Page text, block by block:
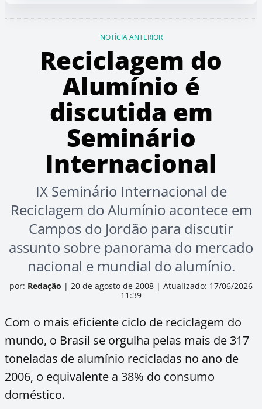
NOTÍCIA ANTERIOR
Reciclagem do
Alumínio é
discutida em
Seminário
Internacional
IX Seminário Internacional de
Reciclagem do Alumínio acontece em
Campos do Jordão para discutir
assunto sobre panorama do mercado
nacional e mundial do alumínio.
por: Redação | 20 de agosto de 2008 | Atualizado: 17/06/2026
11:39
Com o mais eficiente ciclo de reciclagem do
mundo, o Brasil se orgulha pelas mais de 317
toneladas de alumínio recicladas no ano de
2006, o equivalente a 38% do consumo
doméstico.